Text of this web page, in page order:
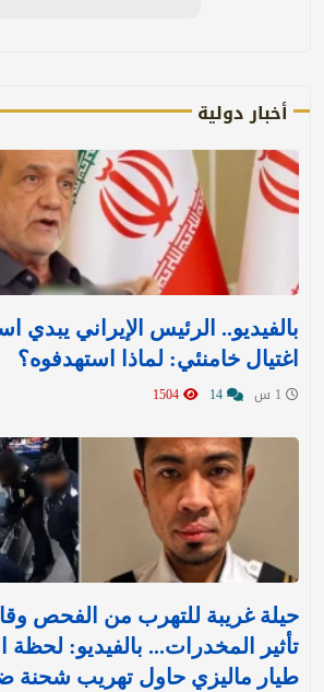
أخبار دولية
بالفيديو.. الرئيس الإيراني يبدي
اغتيال خامنئي: لماذا استهدفوه؟
حيلة غريبة للتهرب من الفحص
تأثير المخدرات... بالفيديو:
طيار ماليزي حاول تهريب